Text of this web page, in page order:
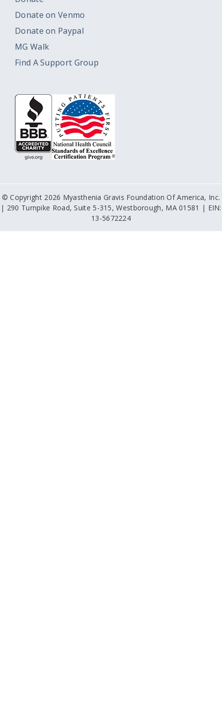
Donate on Venmo
Donate on Paypal
MG Walk
Find A Support Group
© Copyright 2026 Myasthenia Gravis Foundation Of America, Inc.
| 290 Turnpike Road, Suite 5-315, Westborough, MA 01581 | EIN:
13-5672224